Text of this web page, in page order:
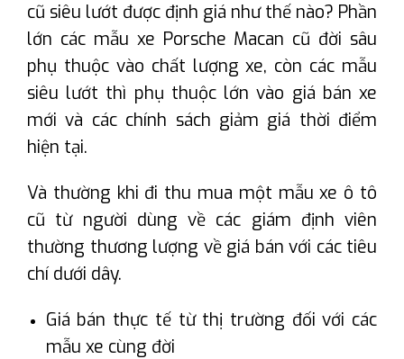
cũ siêu lướt được định giá như thế nào? Phần
lớn các mẫu xe Porsche Macan cũ đời sâu
phụ thuộc vào chất lượng xe, còn các mẫu
siêu lướt thì phụ thuộc lớn vào giá bán xe
mới và các chính sách giảm giá thời điểm
hiện tại.
Và thường khi đi thu mua một mẫu xe ô tô
cũ từ người dùng về các giám định viên
thường thương lượng về giá bán với các tiêu
chí dưới dây.
Giá bán thực tế từ thị trường đối với các
mẫu xe cùng đời